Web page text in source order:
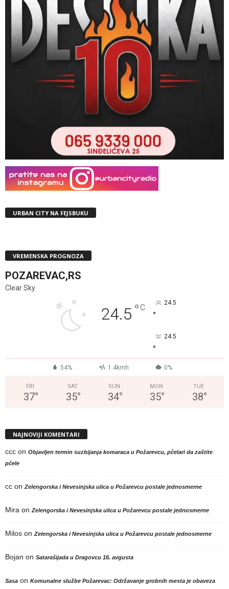
URBAN CITY NA FEJSBUKU
VREMENSKA PROGNOZA
POZAREVAC,RS
Clear Sky
24.5 °C 24.5
°
24.5
°
54% 1.4kmh 0%
FRI
37°
SAT
35°
SUN
34°
MON
35°
TUE
38°
NAJNOVIJI KOMENTARI
ccc on Objavljen termin suzbijanja komaraca u Požarevcu, pčelari da zaštite
pčele
cc on Zelengorska i Nevesinjska ulica u Požarevcu postale jednosmerne
Mira on Zelengorska i Nevesinjska ulica u Požarevcu postale jednosmerne
Milos on Zelengorska i Nevesinjska ulica u Požarevcu postale jednosmerne
Bojan on Satarašijada u Dragovcu 16. avgusta
Sasa on Komunalne službe Požarevac: Održavanje grobnih mesta je obaveza